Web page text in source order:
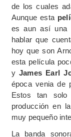
de los cuales
Aunque esta
es aun así una
hablar que
hoy que son
esta película
y James Earl
época venia de
Estos tan
producción en
muy pequeño
La banda